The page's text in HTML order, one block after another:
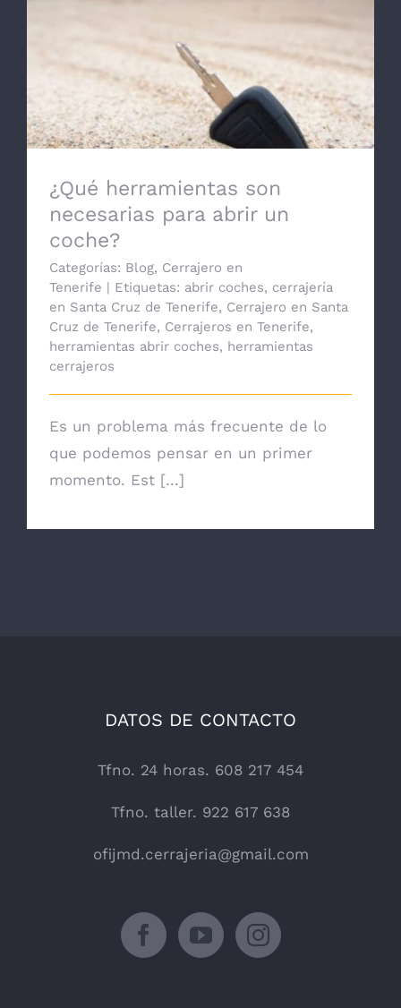
¿Qué herramientas son necesarias para
abrir un coche?
¿Qué herramientas son
necesarias para abrir un
coche?
Categorías: Blog, Cerrajero en
Tenerife
Etiquetas: abrir coches, cerrajería
en Santa Cruz de Tenerife, Cerrajero en Santa
Cruz de Tenerife, Cerrajeros en Tenerife,
herramientas abrir coches, herramientas
cerrajeros
Es un problema más frecuente de lo
que podemos pensar en un primer
momento. Est [...]
DATOS DE CONTACTO
Tfno. 24 horas. 608 217 454
Tfno. taller. 922 617 638
ofijmd.cerrajeria@gmail.com